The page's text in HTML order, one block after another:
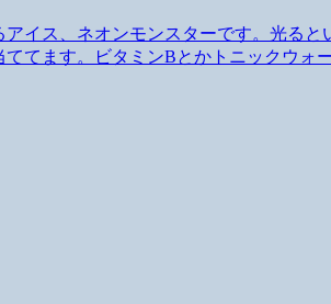
イス、ネオンモンスターです。光ると
てます。ビタミンBとかトニックウォ